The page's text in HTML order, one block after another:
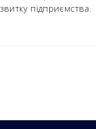
підприємства.